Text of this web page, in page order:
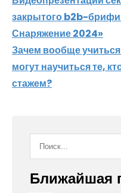
по
записям
закрытого b2b-
Снаряжение 2024»
Зачем вообще
могут научиться те,
стажем?
Ближайшая